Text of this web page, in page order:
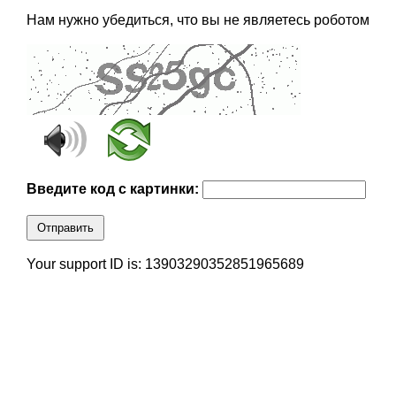
Нам нужно убедиться, что вы не являетесь роботом
Введите код с картинки:
Отправить
Your support ID is: 13903290352851965689